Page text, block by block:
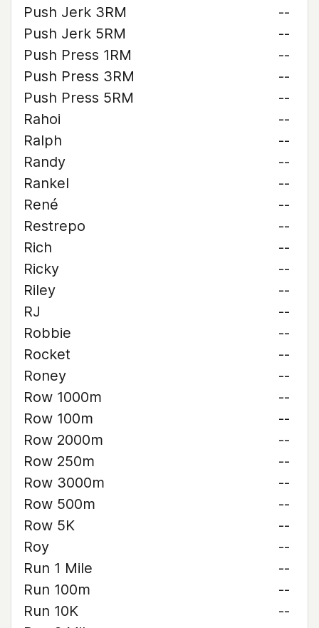
Push Jerk 3RM
--
Push Jerk 5RM
--
Push Press 1RM
--
Push Press 3RM
--
Push Press 5RM
--
Rahoi
--
Ralph
--
Randy
--
Rankel
--
René
--
Restrepo
--
Rich
--
Ricky
--
Riley
--
RJ
--
Robbie
--
Rocket
--
Roney
--
Row 1000m
--
Row 100m
--
Row 2000m
--
Row 250m
--
Row 3000m
--
Row 500m
--
Row 5K
--
Roy
--
Run 1 Mile
--
Run 100m
--
Run 10K
--